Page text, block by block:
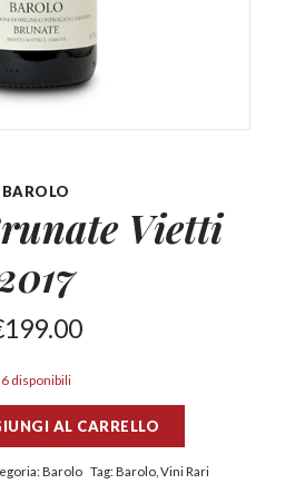
BAROLO
Vietti
199.00
6 disponibili
AL CARRELLO
Barolo Tag: Barolo Vini Rari